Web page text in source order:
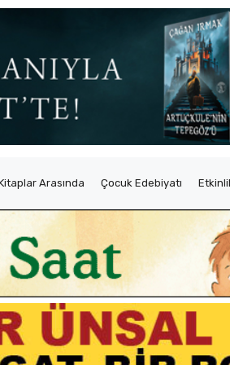
Arasında Çocuk Edebiyatı